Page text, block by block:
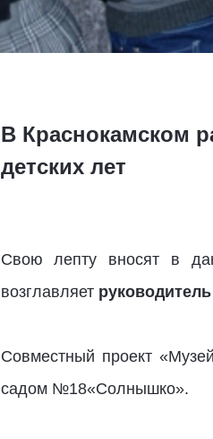
В Краснокамском
детских лет
Свою лепту вносят в
возглавляет
Совместный проект
садом №18«Солнышко».